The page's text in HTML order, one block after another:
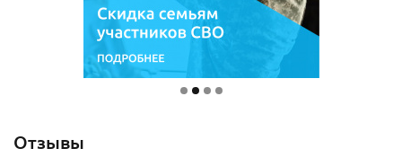
Отзывы